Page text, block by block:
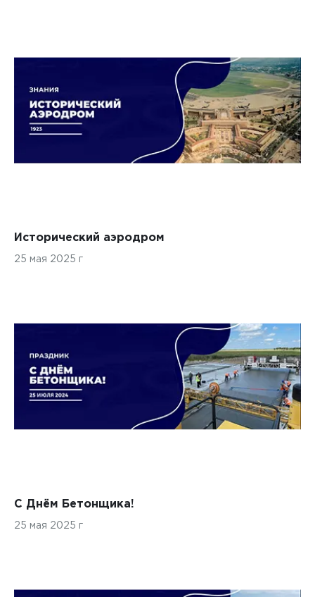
Исторический аэродром
25 мая 2025 г
С Днём Бетонщика!
25 мая 2025 г